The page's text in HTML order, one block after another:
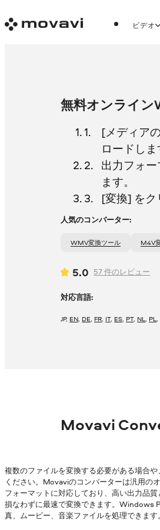
ビデオ
無料オンライ
[メディア
ロードしま
出力フォ
ます。
[変換] をク
人気のコンバーター:
WMV変換ツール
5.0 57件のレビュー
対応言語:
JP, EN, DE, FR, IT, ES, PT, NL, PL,
Movavi
複数のファイルを変換する必要がある場合
ください。Movaviのコンバーターは汎用の
フォーマットに対応しており、高い出力品
損なわずに最速で変換できます。Windows
真、ムービー、音楽ファイルを処理できます。